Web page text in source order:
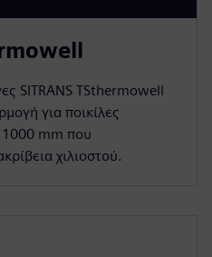
SITRANS TSthermowell
για ποικίλες
mm που
χιλιοστού.